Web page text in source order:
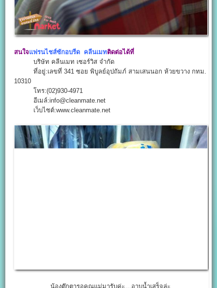
สนใจแฟรนไชส์ซักอบรีด คลีนเมทติดต่อได้ที่
บริษัท คลีนเมท เซอร์วิส จำกัด
ที่อยู่:เลขที่ 341 ซอย พิบูลย์อุปถัมภ์ สามเสนนอก ห้วยขวาง กทม.
10310
โทร:(02)930-4971
อีเมล์:info@cleanmate.net
เว็บไซต์:www.cleanmate.net
น้องตุ๊กตารอคุณแม่มารับค่ะ…อาบน้ำเสร็จล่ะ